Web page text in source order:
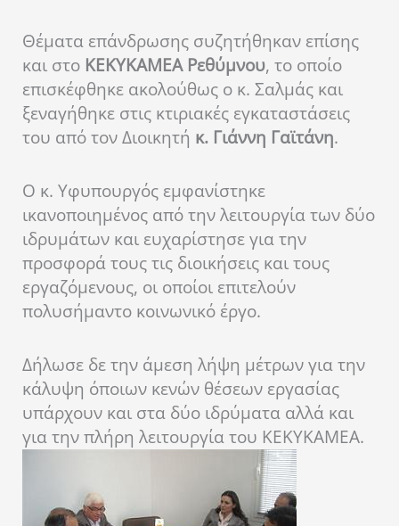
Θέματα επάνδρωσης συζητήθηκαν επίσης
και στο ΚΕΚΥΚΑΜΕΑ Ρεθύμνου, το οποίο
επισκέφθηκε ακολούθως ο κ. Σαλμάς και
ξεναγήθηκε στις κτιριακές εγκαταστάσεις
του από τον Διοικητή κ. Γιάννη Γαϊτάνη.
Ο κ. Υφυπουργός εμφανίστηκε
ικανοποιημένος από την λειτουργία των δύο
ιδρυμάτων και ευχαρίστησε για την
προσφορά τους τις διοικήσεις και τους
εργαζόμενους, οι οποίοι επιτελούν
πολυσήμαντο κοινωνικό έργο.
Δήλωσε δε την άμεση λήψη μέτρων για την
κάλυψη όποιων κενών θέσεων εργασίας
υπάρχουν και στα δύο ιδρύματα αλλά και
για την πλήρη λειτουργία του ΚΕΚΥΚΑΜΕΑ.